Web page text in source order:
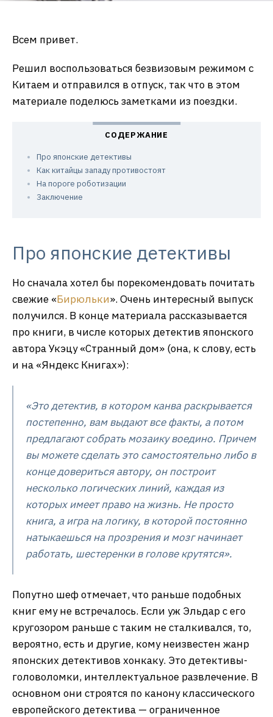
Всем привет.
Решил воспользоваться безвизовым режимом с
Китаем и отправился в отпуск, так что в этом
материале поделюсь заметками из поездки.
Про японские детективы
Как китайцы западу противостоят
На пороге роботизации
Заключение
Про японские детективы
Но сначала хотел бы порекомендовать почитать
свежие «Бирюльки». Очень интересный выпуск
получился. В конце материала рассказывается
про книги, в числе которых детектив японского
автора Укэцу «Странный дом» (она, к слову, есть
и на «Яндекс Книгах»):
«Это детектив, в котором канва раскрывается
постепенно, вам выдают все факты, а потом
предлагают собрать мозаику воедино. Причем
вы можете сделать это самостоятельно либо в
конце довериться автору, он построит
несколько логических линий, каждая из
которых имеет право на жизнь. Не просто
книга, а игра на логику, в которой постоянно
натыкаешься на прозрения и мозг начинает
работать, шестеренки в голове крутятся».
Попутно шеф отмечает, что раньше подобных
книг ему не встречалось. Если уж Эльдар с его
кругозором раньше с таким не сталкивался, то,
вероятно, есть и другие, кому неизвестен жанр
японских детективов хонкаку. Это детективы-
головоломки, интеллектуальное развлечение. В
основном они строятся по канону классического
европейского детектива — ограниченное